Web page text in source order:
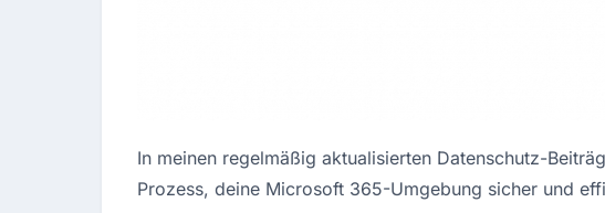
In meinen regelmäßig aktualisierten Datenschutz-
Prozess, deine Microsoft 365-Umgebung sicher und